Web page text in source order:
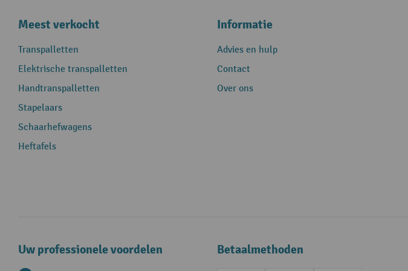
Meest verkocht
Transpalletten
Elektrische transpalletten
Handtranspalletten
Stapelaars
Schaarhefwagens
Heftafels
Informatie
Advies en hulp
Contact
Over ons
Uw professionele voordelen Betaalmethoden